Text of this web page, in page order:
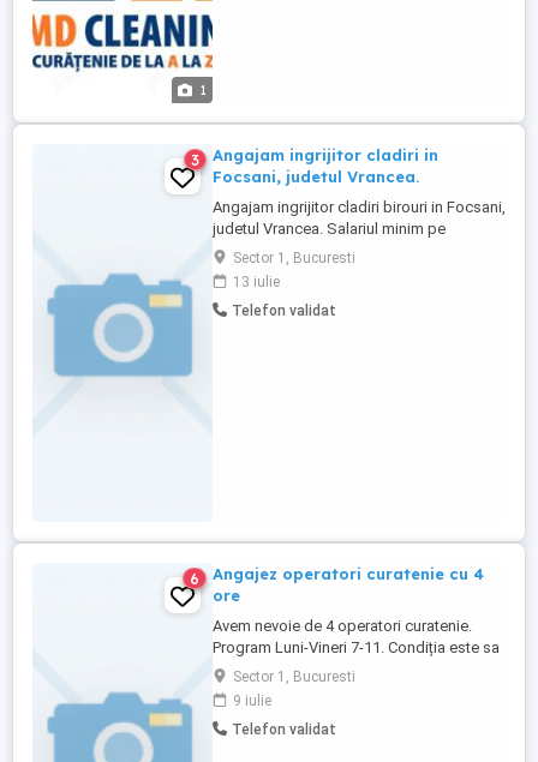
1
3
Angajam ingrijitor cladiri in
Focsani, judetul Vrancea.
Angajam ingrijitor cladiri birouri in Focsani,
judetul Vrancea. Salariul minim pe
economie si tichete de masa.
Sector 1, Bucuresti
13 iulie
Telefon validat
6
Angajez operatori curatenie cu 4
ore
Avem nevoie de 4 operatori curatenie.
Program Luni-Vineri 7-11. Condiția este sa
mai aiba un alt contract de munca de 4
ore. Zona Spilaul Elias, București Instituție
de stat: curatenie, birouri, holuri, grupuri
sanitare.
Sector 1, Bucuresti
9 iulie
Telefon validat